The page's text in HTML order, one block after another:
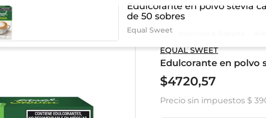
Cuidado Personal
Cabello
coloración
capilares
Cuidado de la piel Higiene
Productos
Edulcorante en polvo stevia
de 50 sobres
Equal Sweet
EQUAL SWEET
Edulcorante en polvo
$4720,57
Precio sin impuestos $